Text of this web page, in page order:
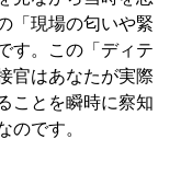
「現場の匂いや緊
す。この「ディテ
官はあなたが実際
ことを瞬時に察知
のです。